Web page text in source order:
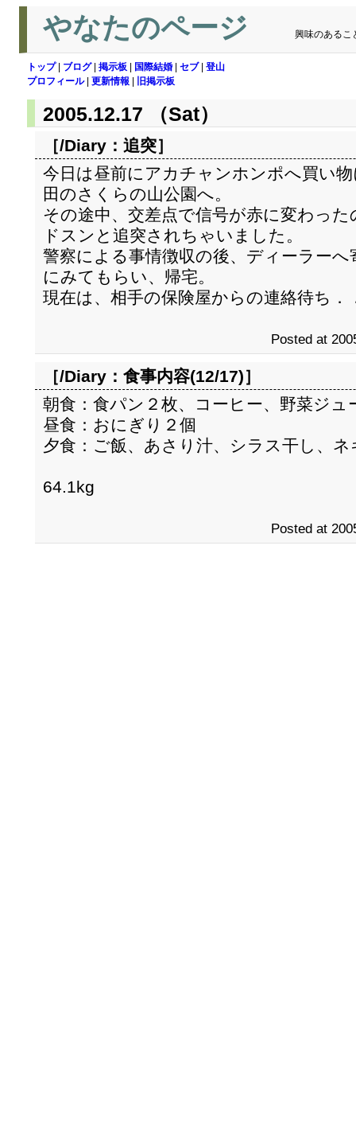
やなたのページ 興味のあるこ
トップ| ブログ| 掲示板 国際結婚 セブ| 登山
プロフィール| 更新情報 旧掲示板
2005.12.17 （Sat）
［/Diary： 追突］
今日は昼前にアカチャンホンポへ買い
田のさくらの山公園へ。
その途中、交差点で信号が赤に変わっ
ドスンと追突されちゃいました。
警察による事情徴収の後、ディーラー
にみてもらい、帰宅。
現在は、相手の保険屋からの連絡待ち．
Posted at
［/Diary： 食事内容(12/17)］
朝食：食パン２枚、コーヒー、野菜ジュ
昼食：おにぎり２個
夕食：ご飯、あさり汁、シラス干し、
64.1kg
Posted at